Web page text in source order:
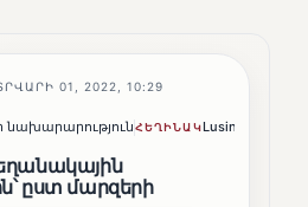
01, 2022, 10:29
նախարարությունՀԵՂԻՆԱԿLusine Sargsyan
ըստ մարզերի